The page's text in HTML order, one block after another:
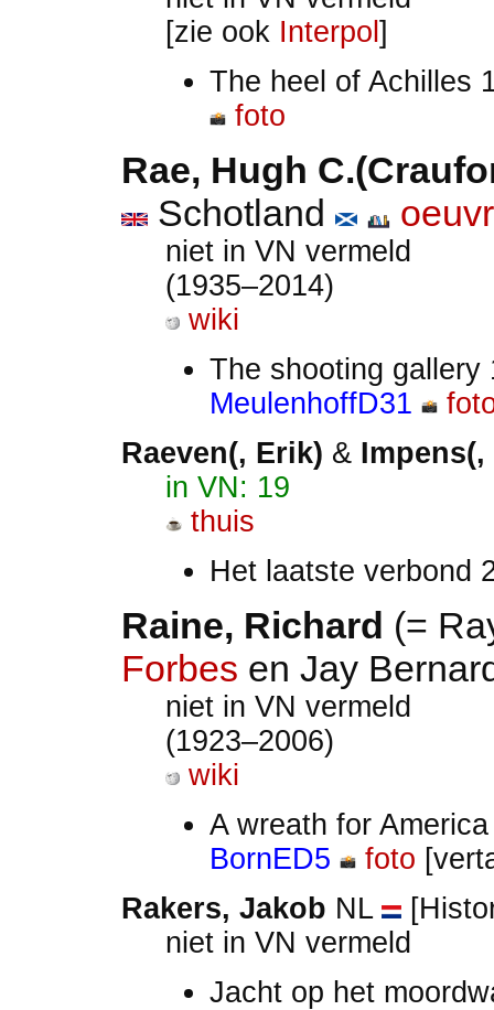
[zie ook Interpol ]
The heel of Achilles
foto
Rae, Hugh
Schotland
niet in VN vermeld
(1935–2014)
wiki
The shooting gallery
MeulenhoffD31
Raeven(, Erik) &
in VN: 19
thuis
Het laatste verbond
Raine, Richard (=
Forbes en Jay
niet in VN vermeld
(1923–2006)
wiki
A wreath for
BornED5
foto
Rakers, Jakob NL
niet in VN vermeld
Jacht op het